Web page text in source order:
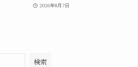
2026年8月7日
検索